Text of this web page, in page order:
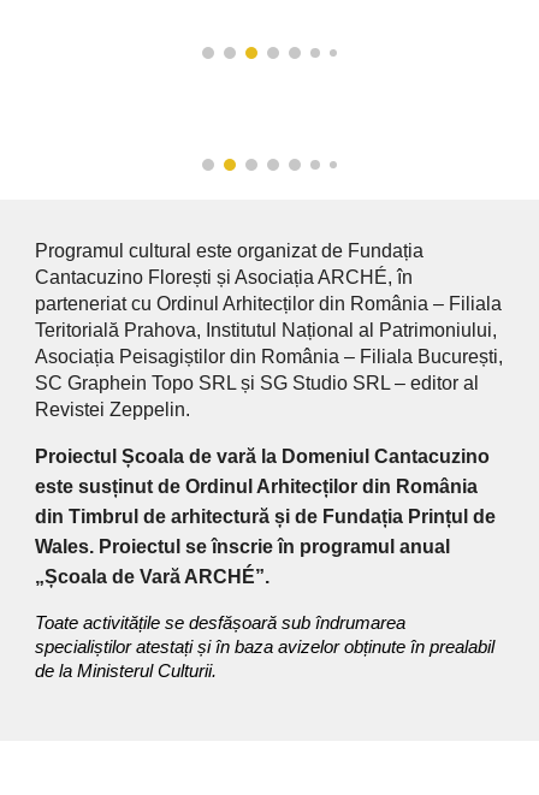
Programul cultural este organizat de Fundația
Cantacuzino Florești și Asociația ARCHÉ, în
parteneriat cu Ordinul Arhitecților din România – Filiala
Teritorială Prahova, Institutul Național al Patrimoniului,
Asociația Peisagiștilor din România – Filiala București,
SC Graphein Topo SRL și SG Studio SRL – editor al
Revistei Zeppelin.
Proiectul Școala de vară la Domeniul Cantacuzino
este susținut de Ordinul Arhitecților din România
din Timbrul de arhitectură și de Fundația Prințul de
Wales. Proiectul se înscrie în programul anual
„Școala de Vară ARCHÉ”.
Toate activitățile se desfășoară sub îndrumarea
specialiștilor atestați și în baza avizelor obținute în prealabil
de la Ministerul Culturii.